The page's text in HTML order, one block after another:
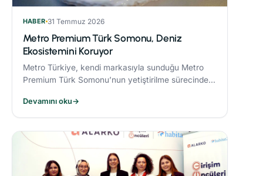
HABER 31 Temmuz 2026
Metro Premium Türk Somonu, Deniz
Ekosistemini Koruyor
Metro Türkiye, kendi markasıyla sunduğu Metro
Premium Türk Somonu’nun yetiştirilme sürecinde
uyguluyor.
Devamını oku→